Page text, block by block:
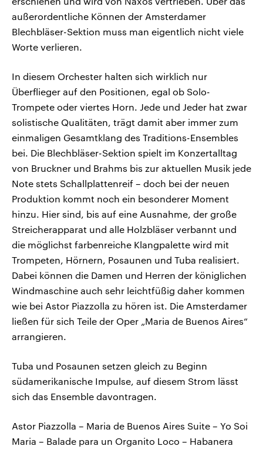
außerordentliche Können der Amsterdamer
Blechbläser-Sektion muss man eigentlich nicht viele
Worte verlieren.
In diesem Orchester halten sich wirklich nur
Überflieger auf den Positionen, egal ob Solo-
Trompete oder viertes Horn. Jede und Jeder hat zwar
solistische Qualitäten, trägt damit aber immer zum
einmaligen Gesamtklang des Traditions-Ensembles
bei. Die Blechbläser-Sektion spielt im Konzertalltag
von Bruckner und Brahms bis zur aktuellen Musik jede
Note stets Schallplattenreif – doch bei der neuen
Produktion kommt noch ein besonderer Moment
hinzu. Hier sind, bis auf eine Ausnahme, der große
Streicherapparat und alle Holzbläser verbannt und
die möglichst farbenreiche Klangpalette wird mit
Trompeten, Hörnern, Posaunen und Tuba realisiert.
Dabei können die Damen und Herren der königlichen
Windmaschine auch sehr leichtfüßig daher kommen
wie bei Astor Piazzolla zu hören ist. Die Amsterdamer
ließen für sich Teile der Oper „Maria de Buenos Aires“
arrangieren.
Tuba und Posaunen setzen gleich zu Beginn
südamerikanische Impulse, auf diesem Strom lässt
sich das Ensemble davontragen.
Astor Piazzolla – Maria de Buenos Aires Suite – Yo Soi
Maria – Balade para un Organito Loco – Habanera